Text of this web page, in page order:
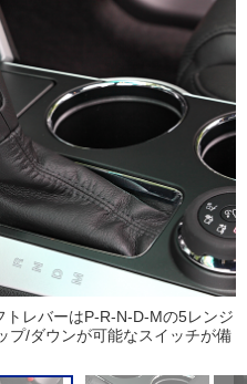
トレバーはP-R-N-D-Mの5レンジ
プ/ダウンが可能なスイッチが備